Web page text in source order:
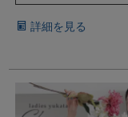
詳細を見る